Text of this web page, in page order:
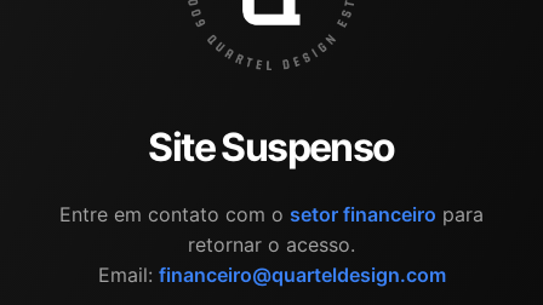
Site Suspenso
Entre em contato com o setor financeiro para
retornar o acesso.
Email: financeiro@quarteldesign.com